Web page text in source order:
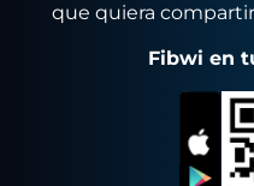
que quiera
Fibwi en